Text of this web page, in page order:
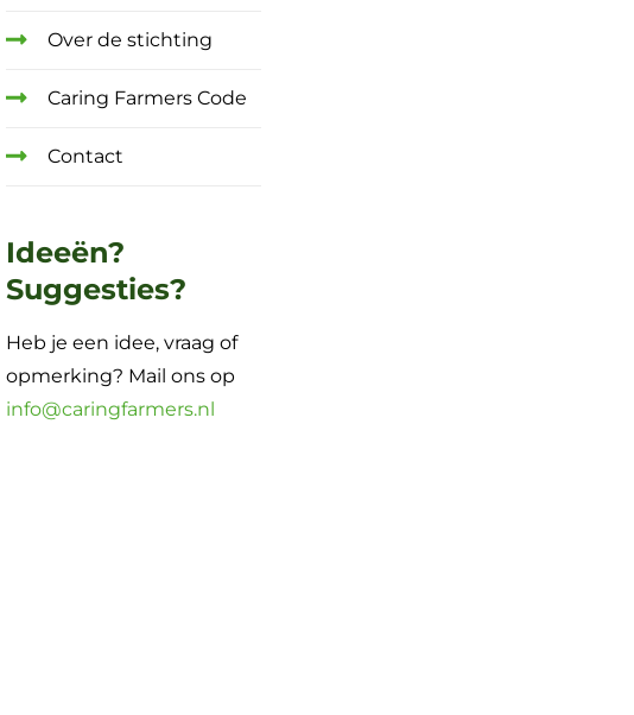
Over de stichting
Caring Farmers Code
Contact
Ideeën?
Suggesties?
Heb je een idee, vraag of
opmerking? Mail ons op
info@caringfarmers.nl